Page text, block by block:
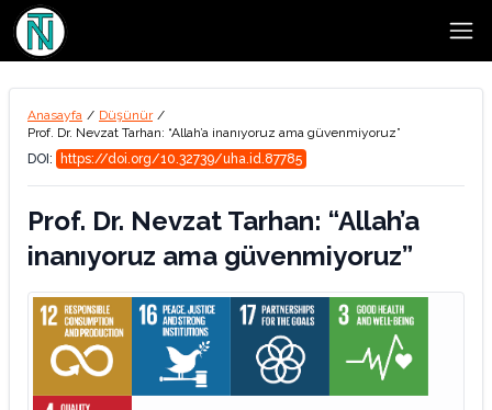
Anasayfa / Düşünür /
Prof. Dr. Nevzat Tarhan: “Allah’a inanıyoruz ama güvenmiyoruz”
DOI:
https://doi.org/10.32739/uha.id.87785
Prof. Dr. Nevzat Tarhan: “Allah’a
inanıyoruz ama güvenmiyoruz”